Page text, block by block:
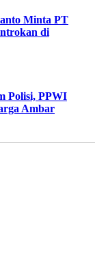
Minta PT
di
Polisi, PPWI
Ambar